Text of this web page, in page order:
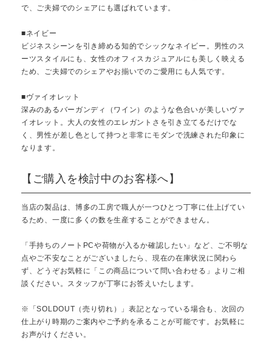
で、ご夫婦でのシェアにも選ばれています。
■ネイビー
ビジネスシーンを引き締める知的でシックなネイビー。男性のス
ーツスタイルにも、女性のオフィスカジュアルにも美しく映える
ため、ご夫婦でのシェアやお揃いでのご愛用にも人気です。
■ヴァイオレット
深みのあるバーガンディ（ワイン）のような色合いが美しいヴァ
イオレット。大人の女性のエレガントさを引き立てるだけでな
く、男性が差し色として持つと非常にモダンで洗練された印象に
なります。
【ご購入を検討中のお客様へ】
当店の製品は、博多の工房で職人が一つひとつ丁寧に仕上げてい
るため、一度に多くの数を生産することができません。
「手持ちのノートPCや荷物が入るか確認したい」など、ご不明な
点やご不安なことがございましたら、現在の在庫状況に関わら
ず、どうぞお気軽に「この商品について問い合わせる」よりご相
談ください。スタッフが丁寧にお答えいたします。
※「SOLDOUT（売り切れ）」表記となっている場合も、次回の
仕上がり時期のご案内やご予約を承ることが可能です。お気軽に
お声がけください。